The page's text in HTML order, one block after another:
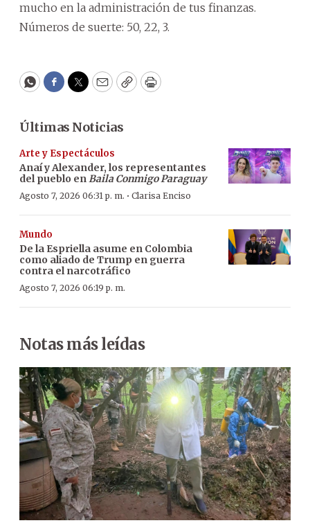
mucho en la administración de tus finanzas.
Números de suerte: 50, 22, 3.
WhatsApp
Facebook
Twitter
EmailCopyPrint
Últimas Noticias
Arte y Espectáculos
Anaí y Alexander, los representantes
del pueblo enBaila Conmigo Paraguay
Agosto 7, 2026 06:31 p. m. · Clarisa Enciso
Mundo
De la Espriella asume en Colombia
como aliado de Trump en guerra
contra el narcotráfico
Agosto 7, 2026 06:19 p. m.
Notas más leídas